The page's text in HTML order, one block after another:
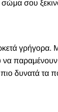
σου
δυνατά τα